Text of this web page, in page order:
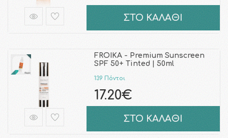
ΣΤΟ ΚΑΛΑΘΙ
FROIKA - Premium Sunscreen
SPF 50+ Tinted | 50ml
139 Πόντοι
17.20€
ΣΤΟ ΚΑΛΑΘΙ